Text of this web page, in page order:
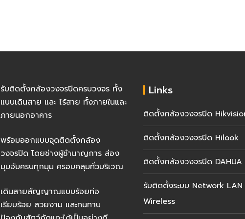
รับติดตั้งกล้องวงจรปิดครบวงจร ทั้ง
แบบเดินสาย และ ไร้สาย ทั้งภายในและ
ภายนอกอาคาร
พร้อมออกแบบจุดติดตั้งกล้อง
วงจรปิด โดยช่างผู้ชำนาญการ ส่อง
มุมอับครบทุกมุม ครอบคลุมทั่วบริเวณ
เดินสายสัญญาณแบบร้อยท่อ
เรียบร้อย สวยงาม และทนทาน
Links
ติดตั้งกล้องวงจรปิด
ติดตั้งกล้องวงจรปิด Hilook
ติดตั้งกล้องวงจรปิด DAHUA
รับติดตั้งระบบ Network LAN
Wireless